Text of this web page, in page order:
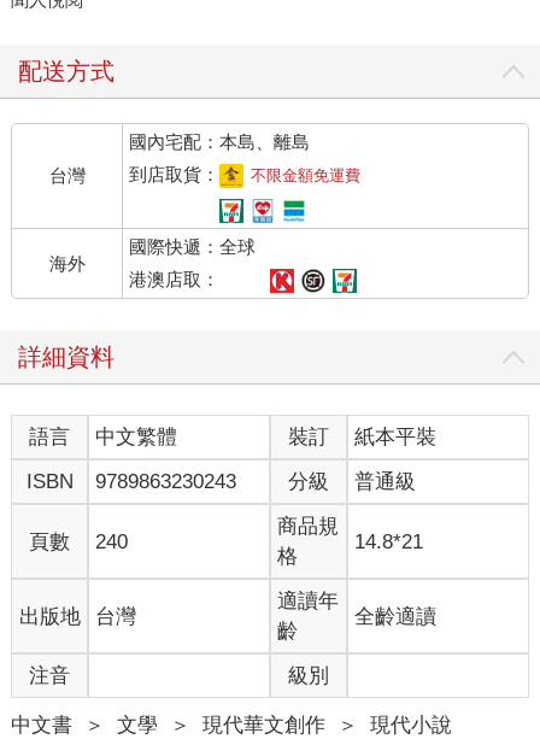
配送方式
台灣
國內宅配：本島、離島
到店取貨：
不限金額免運費
海外
國際快遞：全球
港澳店取：
詳細資料
語言 中文繁體 裝訂
紙本平裝
ISBN
9789863230243 分級 普通級
頁數 240
商品規
格
14.8*21
出版地 台灣
適讀年
齡
全齡適讀
注音 級別
中文書 ＞ 文學 ＞ 現代華文創作 ＞ 現代小說